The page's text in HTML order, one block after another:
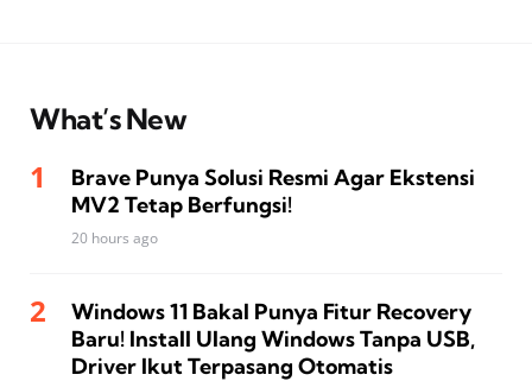
What’s New
Brave Punya Solusi Resmi Agar Ekstensi
MV2 Tetap Berfungsi!
20 hours ago
Windows 11 Bakal Punya Fitur Recovery
Baru! Install Ulang Windows Tanpa USB,
Driver Ikut Terpasang Otomatis